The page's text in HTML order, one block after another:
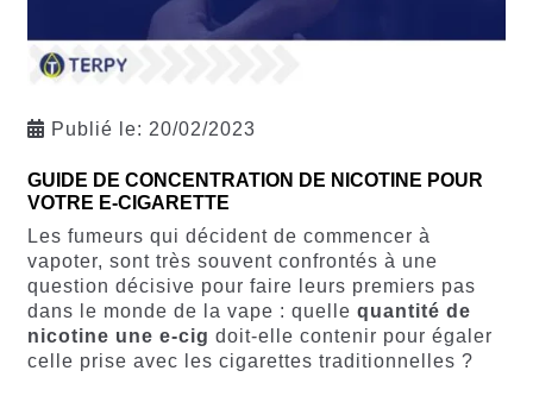
Publié le: 20/02/2023
GUIDE DE CONCENTRATION DE NICOTINE POUR
VOTRE E-CIGARETTE
Les fumeurs qui décident de commencer à
vapoter, sont très souvent confrontés à une
question décisive pour faire leurs premiers pas
dans le monde de la vape : quelle quantité de
nicotine une e-cig doit-elle contenir pour égaler
celle prise avec les cigarettes traditionnelles ?